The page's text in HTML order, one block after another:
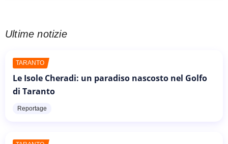
Ultime notizie
TARANTO
Le Isole Cheradi: un paradiso nascosto nel Golfo
di Taranto
Reportage